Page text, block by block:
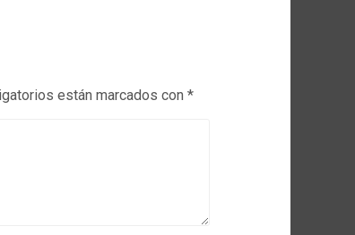
están marcados con *